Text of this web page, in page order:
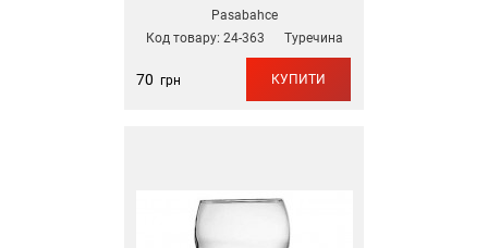
Pasabahce
Код товару: 24-363 Туречина
70 грн КУПИТИ